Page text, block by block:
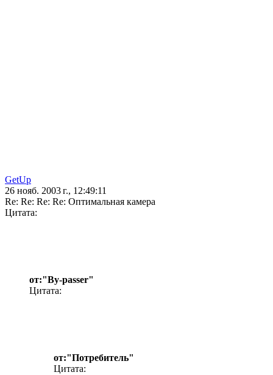
GetUp
26 нояб. 2003 г., 12:49:11
Re: Re: Re: Re: Оптимальная камера
Цитата:
от:"By-passer"
Цитата:
от:"Потребитель"
Цитата: